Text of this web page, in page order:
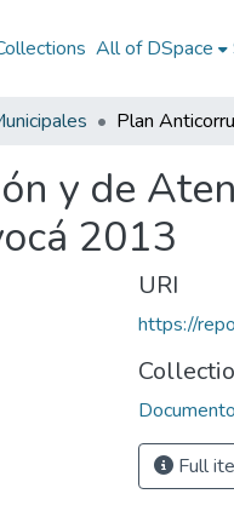
All of DSpace
y de
2013
URI
https://
Full